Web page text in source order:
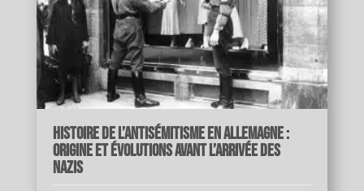
Histoire de l’antisémitisme en Allemagne :
origine et évolutions avant l’arrivée des
nazis